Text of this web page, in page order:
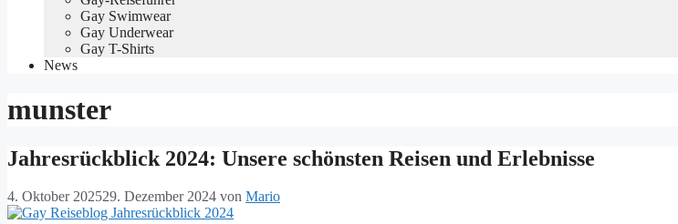
Gay Swimwear
Gay Underwear
Gay T-Shirts
News
munster
Jahresrückblick 2024: Unsere schönsten Reisen und Erlebnisse
4. Oktober 202529. Dezember 2024 von Mario